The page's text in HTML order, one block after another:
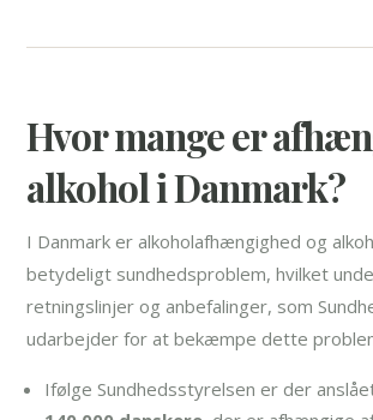
Hvor mange er
alkohol i Danmark?
I Danmark er alkoholafhængighed og
betydeligt sundhedsproblem, hvilket
retningslinjer og anbefalinger, som
udarbejder for at bekæmpe dette
Ifølge Sundhedsstyrelsen er der